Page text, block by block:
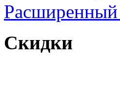
Расширенный
Скидки